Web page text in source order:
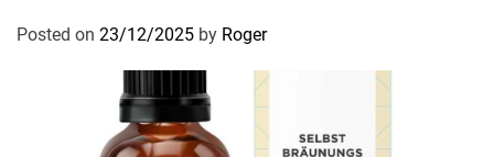
Posted on 23/12/2025 by Roger